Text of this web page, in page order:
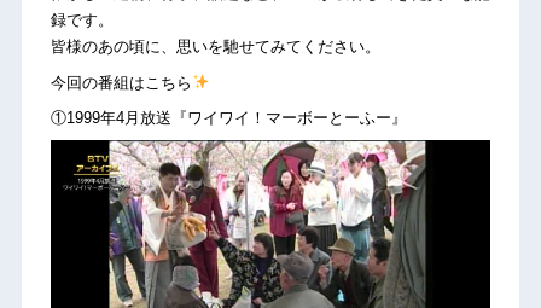
録です。
皆様のあの頃に、思いを馳せてみてください。
今回の番組はこちら
①1999年4月放送『ワイワイ！マーボーとーふー』